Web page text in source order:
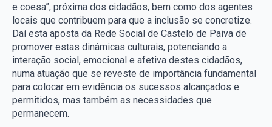
e coesa”, próxima dos cidadãos, bem como dos agentes
locais que contribuem para que a inclusão se concretize.
Daí esta aposta da Rede Social de Castelo de Paiva de
promover estas dinâmicas culturais, potenciando a
interação social, emocional e afetiva destes cidadãos,
numa atuação que se reveste de importância fundamental
para colocar em evidência os sucessos alcançados e
permitidos, mas também as necessidades que
permanecem.